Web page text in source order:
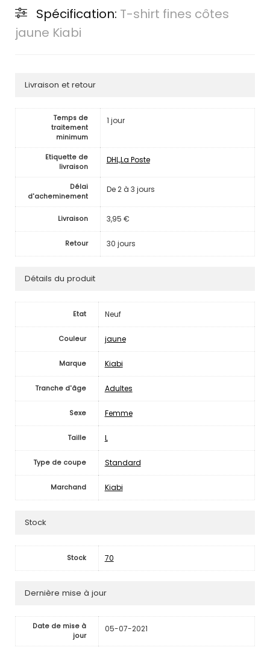
Spécification: T-shirt fines côtes
jaune Kiabi
Livraison et retour
Temps de
traitement
minimum
1 jour
Etiquette de
livraison
DHL,La Poste
Délai
d'acheminement
De 2 à 3 jours
Livraison 3,95 €
Retour 30 jours
Détails du produit
Etat Neuf
Couleur jaune
Marque Kiabi
Tranche d'âge Adultes
Sexe Femme
Taille L
Type de coupe Standard
Marchand Kiabi
Stock
Stock 70
Dernière mise à jour
Date de mise à
jour
05-07-2021